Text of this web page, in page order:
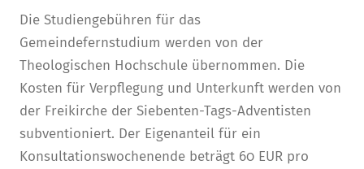
Die Studiengebühren für das
Gemeindefernstudium werden von der
Theologischen Hochschule übernommen. Die
Kosten für Verpflegung und Unterkunft werden von
der Freikirche der Siebenten-Tags-Adventisten
subventioniert. Der Eigenanteil für ein
Konsultationswochenende beträgt 60 EUR pro